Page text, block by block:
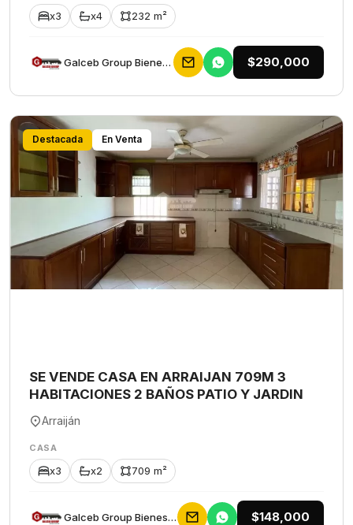
x3 x4 232 m²
Galceb Group Bienes Raices $290,000
Destacada En Venta
SE VENDE CASA EN ARRAIJAN 709M 3
HABITACIONES 2 BAÑOS PATIO Y JARDIN
Arraiján
CASA
x3 x2 709 m²
Galceb Group Bienes Raices $148,000